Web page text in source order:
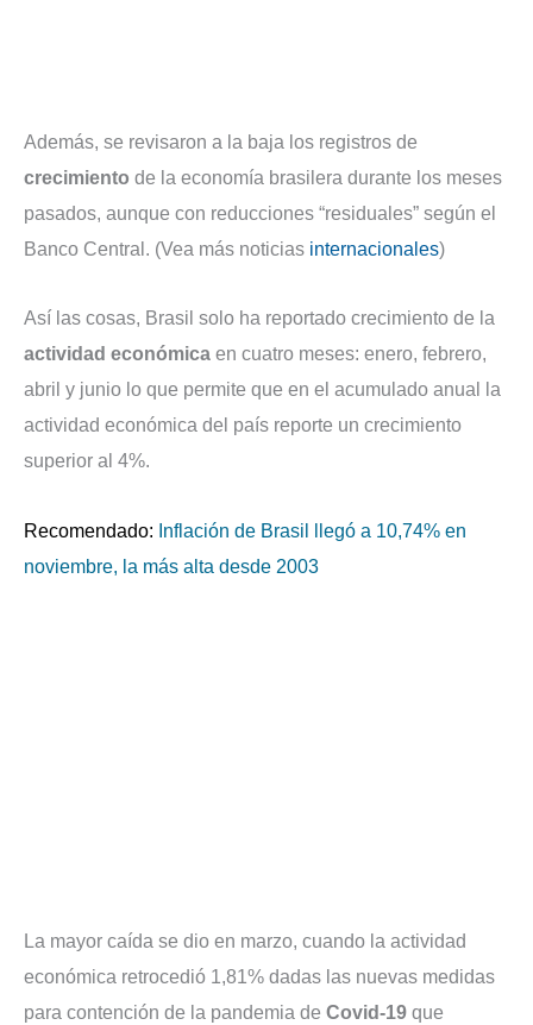
Además, se revisaron a la baja los registros de
crecimiento de la economía brasilera durante los meses
pasados, aunque con reducciones “residuales” según el
Banco Central. (Vea más noticias internacionales)
Así las cosas, Brasil solo ha reportado crecimiento de la
actividad económica en cuatro meses: enero, febrero,
abril y junio lo que permite que en el acumulado anual la
actividad económica del país reporte un crecimiento
superior al 4%.
Recomendado: Inflación de Brasil llegó a 10,74% en
noviembre, la más alta desde 2003
La mayor caída se dio en marzo, cuando la actividad
económica retrocedió 1,81% dadas las nuevas medidas
para contención de la pandemia de Covid-19 que